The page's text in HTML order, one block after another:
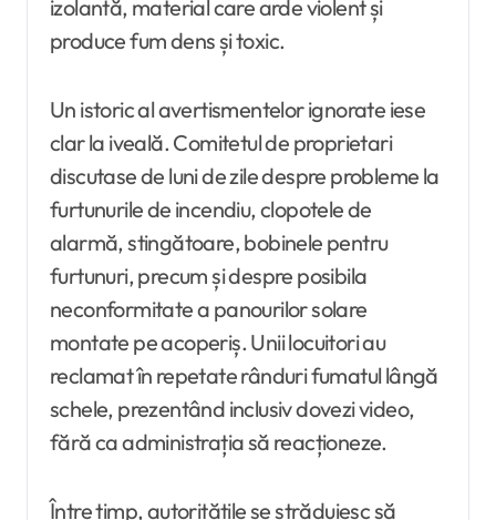
izolantă, material care arde violent și
produce fum dens și toxic.
Un istoric al avertismentelor ignorate iese
clar la iveală. Comitetul de proprietari
discutase de luni de zile despre probleme la
furtunurile de incendiu, clopotele de
alarmă, stingătoare, bobinele pentru
furtunuri, precum și despre posibila
neconformitate a panourilor solare
montate pe acoperiș. Unii locuitori au
reclamat în repetate rânduri fumatul lângă
schele, prezentând inclusiv dovezi video,
fără ca administrația să reacționeze.
Între timp, autoritățile se străduiesc să